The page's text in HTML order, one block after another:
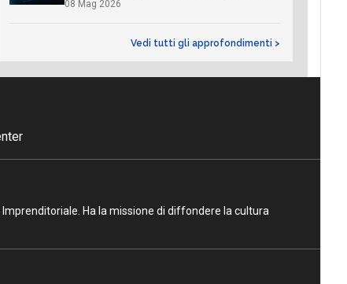
08 Mag 2026
Vedi tutti gli approfondimenti >
Ha la missione di diffondere la cultura